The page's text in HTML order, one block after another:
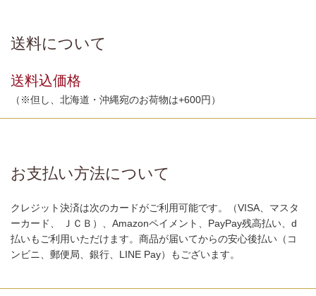
送料について
送料込価格
（※但し、北海道・沖縄宛のお荷物は+600円）
お支払い方法について
クレジット決済は次のカードがご利用可能です。（VISA、マスタ
ーカード、 ＪＣＢ）、Amazonペイメント、PayPay残高払い、d
払いもご利用いただけます。商品が届いてからの安心後払い（コ
ンビニ、郵便局、銀行、LINE Pay）もございます。